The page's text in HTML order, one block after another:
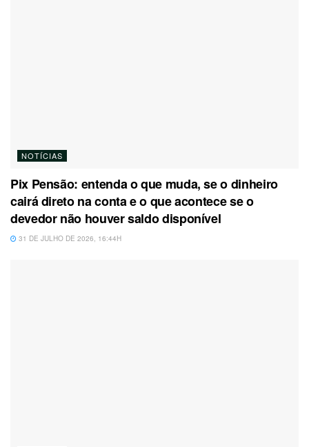
NOTÍCIAS
Pix Pensão: entenda o que muda, se o dinheiro
cairá direto na conta e o que acontece se o
devedor não houver saldo disponível
31 DE JULHO DE 2026, 16:44H